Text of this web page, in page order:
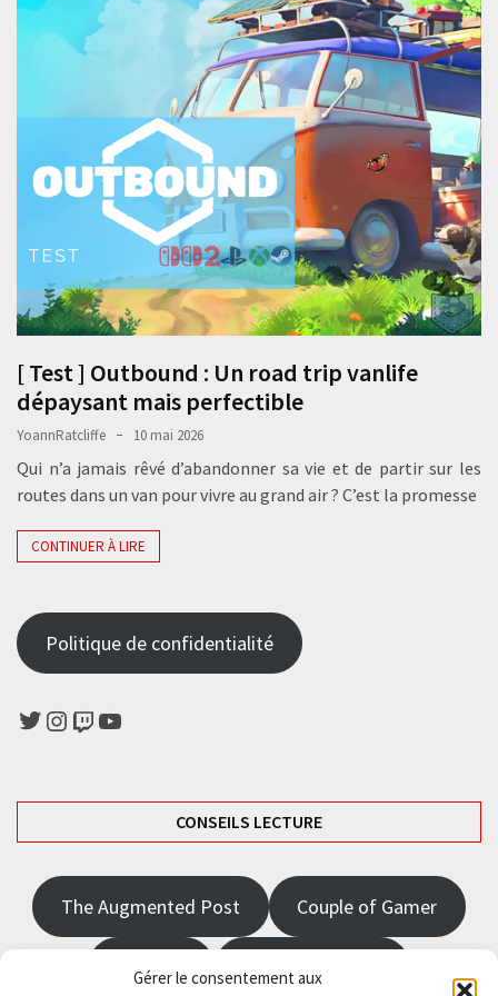
Gérer le consentement aux
[ Test ] Outbound : Un road trip vanlife
dépaysant mais perfectible
YoannRatcliffe 10 mai 2026
Qui n’a jamais rêvé d’abandonner sa vie et de partir sur les
routes dans un van pour vivre au grand air ? C’est la promesse
CONTINUER À LIRE
Politique de confidentialité
Twitter
Instagram
TwitchYouTube
CONSEILS LECTURE
The Augmented Post Couple of Gamer
JRPGFR State of Gaming